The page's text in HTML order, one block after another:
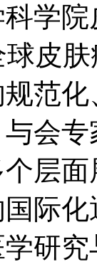
学
皮
范
会
层
际
研